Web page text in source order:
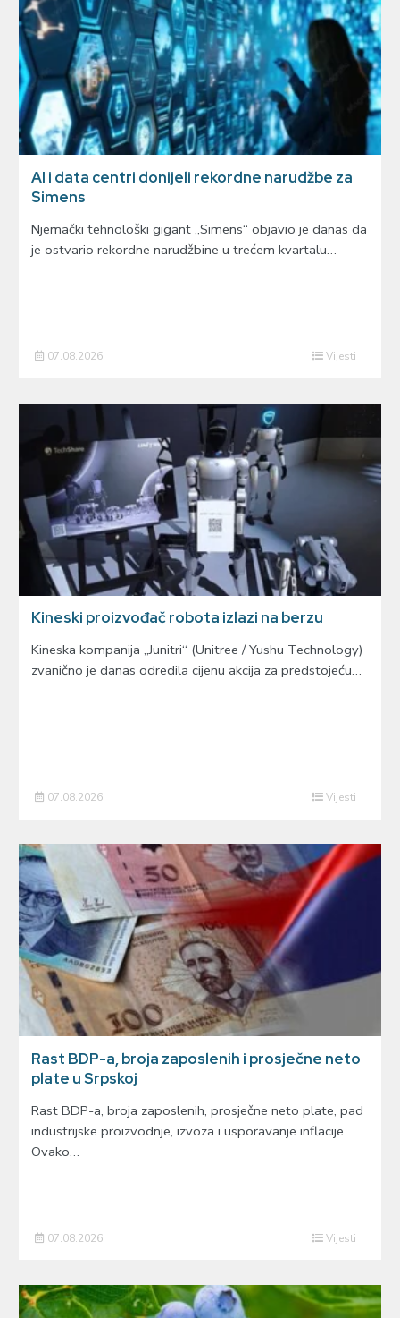
AI i data centri donijeli rekordne narudžbe za
Simens
Njemački tehnološki gigant „Simens“ objavio je danas da
je ostvario rekordne narudžbine u trećem kvartalu…
07.08.2026 Vijesti
Kineski proizvođač robota izlazi na berzu
Kineska kompanija „Junitri“ (Unitree / Yushu Technology)
zvanično je danas odredila cijenu akcija za predstojeću…
07.08.2026 Vijesti
Rast BDP-a, broja zaposlenih i prosječne neto
plate u Srpskoj
Rast BDP-a, broja zaposlenih, prosječne neto plate, pad
industrijske proizvodnje, izvoza i usporavanje inflacije.
Ovako…
07.08.2026 Vijesti